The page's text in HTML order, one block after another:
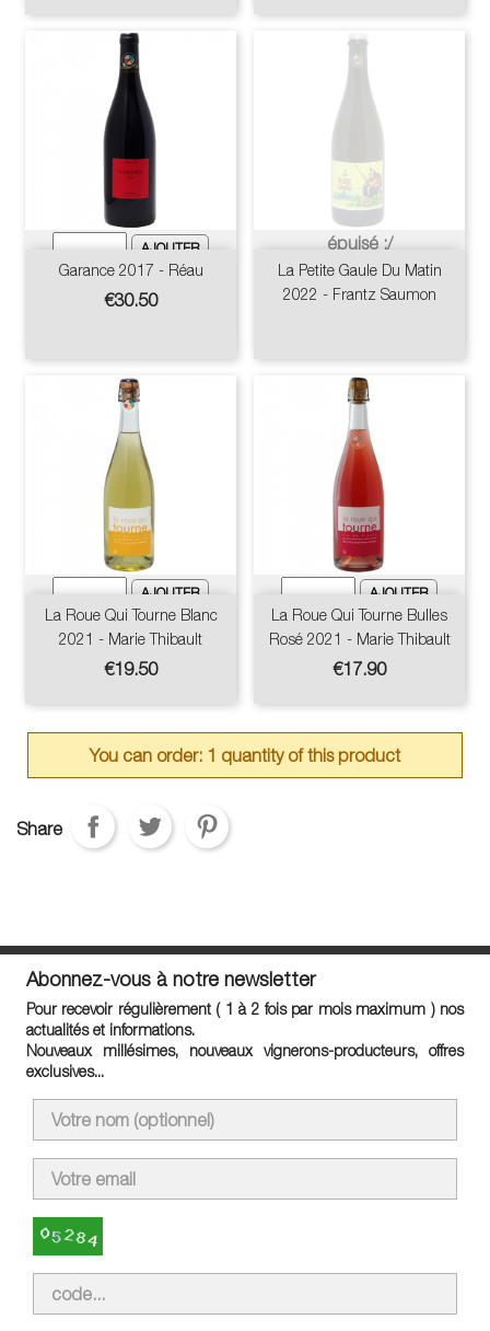
Garance 2017 - Réau
Price
€30.50
épuisé :/
La Petite Gaule Du Matin
2022 - Frantz Saumon
La Roue Qui Tourne Blanc
2021 - Marie Thibault
Price
€19.50
La Roue Qui Tourne Bulles
Rosé 2021 - Marie Thibault
Price
€17.90
You can order: 1 quantity of this product
Share
Abonnez-vous à notre newsletter
Pour recevoir régulièrement ( 1 à 2 fois par mois maximum ) nos
actualités et informations.
Nouveaux millésimes, nouveaux vignerons-producteurs, offres
exclusives...